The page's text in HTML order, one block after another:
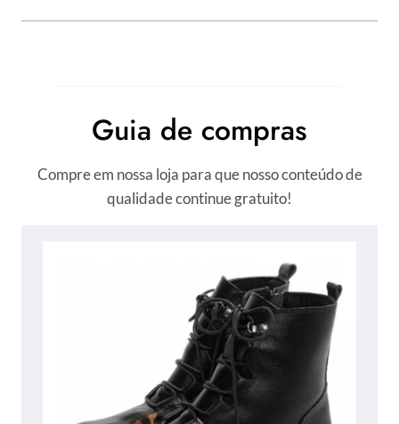
Guia de compras
Compre em nossa loja para que nosso conteúdo de
qualidade continue gratuito!